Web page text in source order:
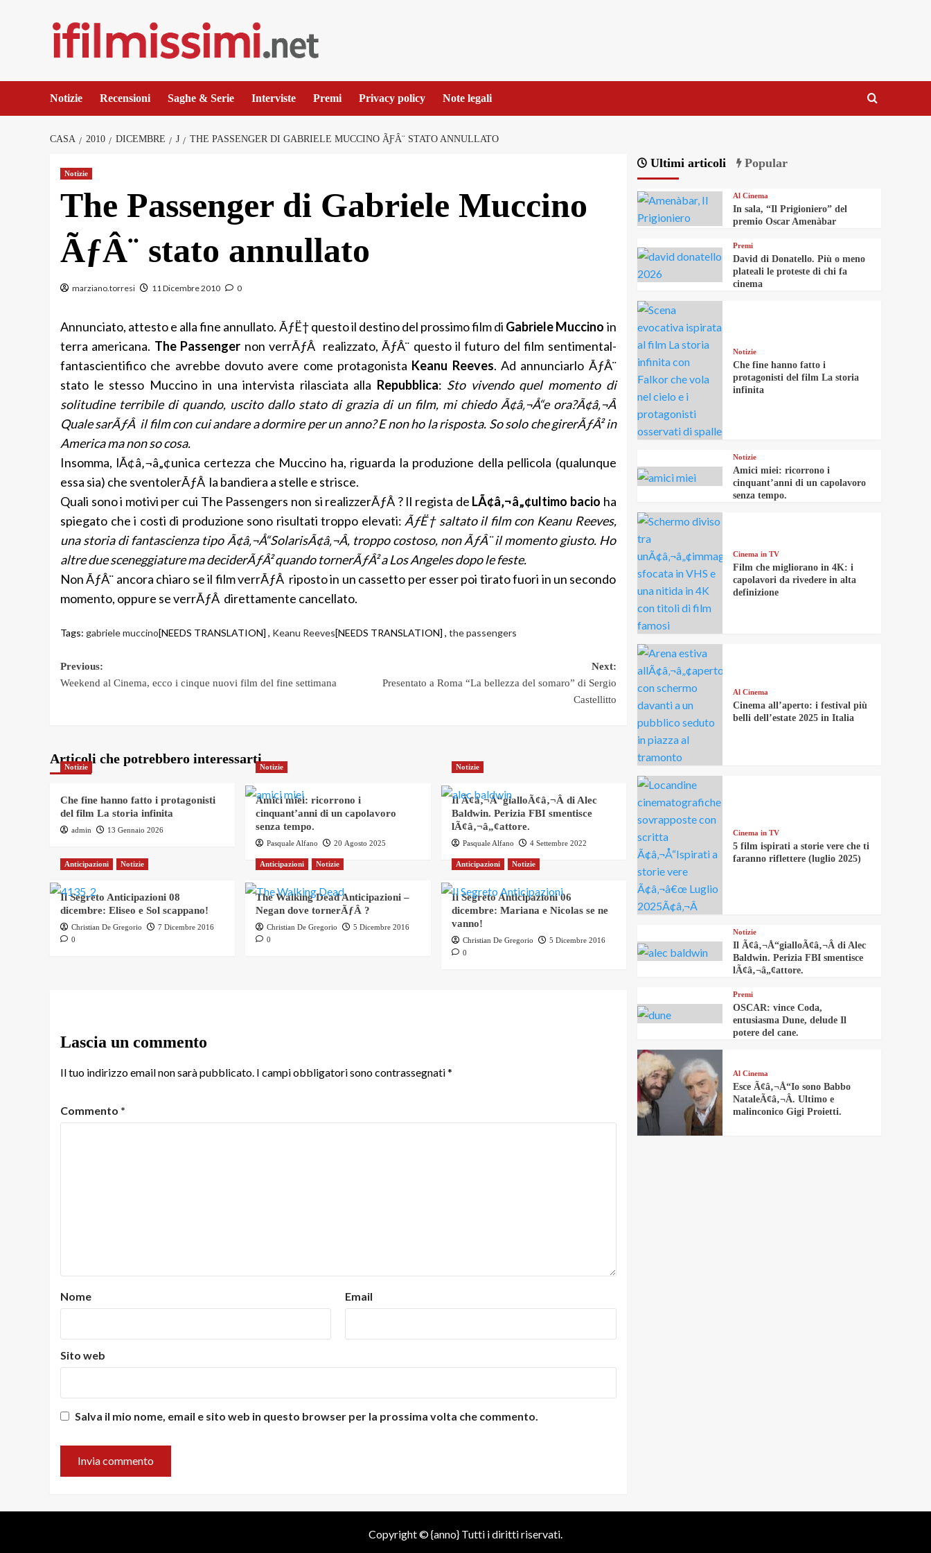
Notizie Recensioni Saghe & Serie Interviste Premi Privacy policy Note legali
CASA 2010 DICEMBRE J THE PASSENGER DI GABRIELE MUCCINO ÃƑÂ¨ STATO ANNULLATO
Notizie
The Passenger di Gabriele Muccino
ÃƒÂ¨ stato annullato
marziano.torresi 11 Dicembre 2010 0
Annunciato, attesto e alla fine annullato. ÃƒË† questo il destino del prossimo film di Gabriele Muccino in
terra americana. The Passenger non verrÃƒÂ realizzato, ÃƒÂ¨ questo il futuro del film sentimental-
fantascientifico che avrebbe dovuto avere come protagonista Keanu Reeves. Ad annunciarlo ÃƒÂ¨
stato le stesso Muccino in una intervista rilasciata alla Repubblica: Sto vivendo quel momento di
solitudine terribile di quando, uscito dallo stato di grazia di un film, mi chiedo Ã¢â‚¬Å“e ora?Ã¢â‚¬Â
Quale sarÃƒÂ il film con cui andare a dormire per un anno? E non ho la risposta. So solo che girerÃƒÂ² in
America ma non so cosa.
Insomma, lÃ¢â‚¬â„¢unica certezza che Muccino ha, riguarda la produzione della pellicola (qualunque
essa sia) che sventolerÃƒÂ la bandiera a stelle e strisce.
Quali sono i motivi per cui The Passengers non si realizzerÃƒÂ ? Il regista de LÃ¢â‚¬â„¢ultimo bacio ha
spiegato che i costi di produzione sono risultati troppo elevati: ÃƒË† saltato il film con Keanu Reeves,
una storia di fantascienza tipo Ã¢â‚¬Å“SolarisÃ¢â‚¬Â, troppo costoso, non ÃƒÂ¨ il momento giusto. Ho
altre due sceneggiature ma deciderÃƒÂ² quando tornerÃƒÂ² a Los Angeles dopo le feste.
Non ÃƒÂ¨ ancora chiaro se il film verrÃƒÂ riposto in un cassetto per esser poi tirato fuori in un secondo
momento, oppure se verrÃƒÂ direttamente cancellato.
Tags: gabriele muccino[NEEDS TRANSLATION] , Keanu Reeves[NEEDS TRANSLATION] , the passengers
Post
Previous:
Weekend al Cinema, ecco i cinque nuovi film del fine settimana
Next:
Presentato a Roma “La bellezza del somaro” di Sergio
Castellitto
Articoli che potrebbero interessarti
Notizie
Che fine hanno fatto i protagonisti
del film La storia infinita
admin 13 Gennaio 2026
Notizie
Amici miei: ricorrono i
cinquant’anni di un capolavoro
senza tempo.
Pasquale Alfano 20 Agosto 2025
Notizie
Il Ã¢â‚¬Å“gialloÃ¢â‚¬Â di Alec
Baldwin. Perizia FBI smentisce
lÃ¢â‚¬â„¢attore.
Pasquale Alfano 4 Settembre 2022
Anticipazioni Notizie
Il Segreto Anticipazioni 08
dicembre: Eliseo e Sol scappano!
Christian De Gregorio
7 Dicembre 2016
0
Anticipazioni Notizie
The Walking Dead Anticipazioni –
Negan dove tornerÃƒÂ ?
Christian De Gregorio
5 Dicembre 2016
0
Anticipazioni Notizie
Il Segreto Anticipazioni 06
dicembre: Mariana e Nicolas se ne
vanno!
Christian De Gregorio
5 Dicembre 2016
0
Lascia un commento
Il tuo indirizzo email non sarà pubblicato. I campi obbligatori sono contrassegnati*
Commento *
Nome Email
Sito web
Salva il mio nome, email e sito web in questo browser per la prossima volta che commento.
Ultimi articoli Popular
Al Cinema
In sala, “Il Prigioniero” del
premio Oscar Amenàbar
Premi
David di Donatello. Più o meno
plateali le proteste di chi fa
cinema
Notizie
Che fine hanno fatto i
protagonisti del film La storia
infinita
Notizie
Amici miei: ricorrono i
cinquant’anni di un capolavoro
senza tempo.
Cinema in TV
Film che migliorano in 4K: i
capolavori da rivedere in alta
definizione
Al Cinema
Cinema all’aperto: i festival più
belli dell’estate 2025 in Italia
Cinema in TV
5 film ispirati a storie vere che ti
faranno riflettere (luglio 2025)
Notizie
Il Ã¢â‚¬Å“gialloÃ¢â‚¬Â di Alec
Baldwin. Perizia FBI smentisce
lÃ¢â‚¬â„¢attore.
Premi
OSCAR: vince Coda,
entusiasma Dune, delude Il
potere del cane.
Al Cinema
Esce Ã¢â‚¬Å“Io sono Babbo
NataleÃ¢â‚¬Â. Ultimo e
malinconico Gigi Proietti.
Copyright © {anno} Tutti i diritti riservati.